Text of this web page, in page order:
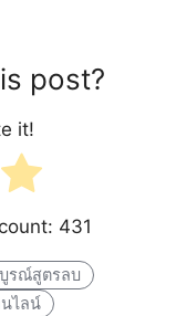
post?
it!
431
รณ์สูตรลบ
ไลน์